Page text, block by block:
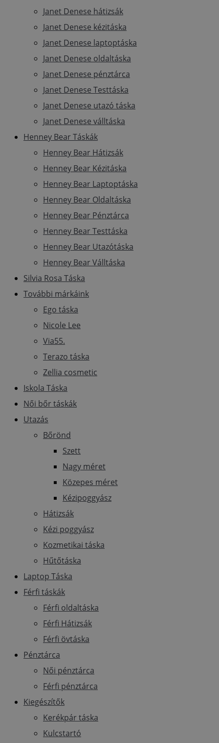
Janet Denese hátizsák
Janet Denese kézitáska
Janet Denese laptoptáska
Janet Denese oldaltáska
Janet Denese pénztárca
Janet Denese Testtáska
Janet Denese utazó táska
Janet Denese válltáska
Henney Bear Táskák
Henney Bear Hátizsák
Henney Bear Kézitáska
Henney Bear Laptoptáska
Henney Bear Oldaltáska
Henney Bear Pénztárca
Henney Bear Testtáska
Henney Bear Utazótáska
Henney Bear Válltáska
Silvia Rosa Táska
További márkáink
Ego táska
Nicole Lee
Via55.
Terazo táska
Zellia cosmetic
Iskola Táska
Női bőr táskák
Utazás
Bőrönd
Szett
Nagy méret
Közepes méret
Kézipoggyász
Hátizsák
Kézi poggyász
Kozmetikai táska
Hűtőtáska
Laptop Táska
Férfi táskák
Férfi oldaltáska
Férfi Hátizsák
Férfi övtáska
Pénztárca
Női pénztárca
Férfi pénztárca
Kiegészítők
Kerékpár táska
Kulcstartó